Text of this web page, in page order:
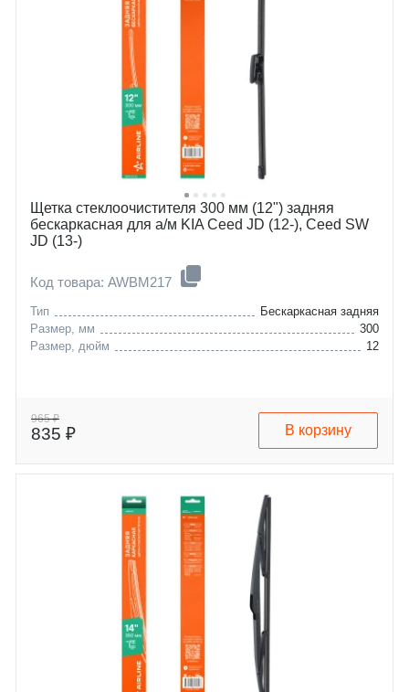
Щетка стеклоочистителя 300 мм (12") задняя
бескаркасная для а/м KIA Ceed JD (12-), Ceed SW
JD (13-)
Код товара: AWBM217
Тип
Бескаркасная задняя
Размер, мм
300
Размер, дюйм
12
965 ₽
835 ₽ В корзину